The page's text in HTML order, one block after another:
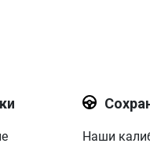
Наши